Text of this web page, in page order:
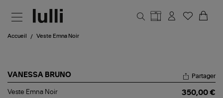
Accueil Veste Emna Noir
VANESSA BRUNO
Veste
Partager
Veste Emna Noir 350,00 €